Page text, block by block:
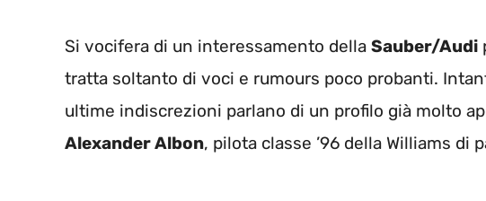
Si vocifera di un interessamento della Sauber/Audi
tratta soltanto di voci e rumours poco probanti.
ultime indiscrezioni parlano di un profilo già molto
Alexander Albon, pilota classe ’96 della Williams di